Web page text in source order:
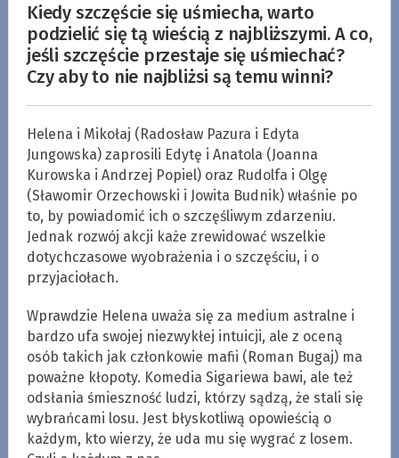
Kiedy szczęście się uśmiecha, warto
podzielić się tą wieścią z najbliższymi. A co,
jeśli szczęście przestaje się uśmiechać?
Czy aby to nie najbliżsi są temu winni?
Helena i Mikołaj (Radosław Pazura i Edyta
Jungowska) zaprosili Edytę i Anatola (Joanna
Kurowska i Andrzej Popiel) oraz Rudolfa i Olgę
(Sławomir Orzechowski i Jowita Budnik) właśnie po
to, by powiadomić ich o szczęśliwym zdarzeniu.
Jednak rozwój akcji każe zrewidować wszelkie
dotychczasowe wyobrażenia i o szczęściu, i o
przyjaciołach.
Wprawdzie Helena uważa się za medium astralne i
bardzo ufa swojej niezwykłej intuicji, ale z oceną
osób takich jak członkowie mafii (Roman Bugaj) ma
poważne kłopoty. Komedia Sigariewa bawi, ale też
odsłania śmieszność ludzi, którzy sądzą, że stali się
wybrańcami losu. Jest błyskotliwą opowieścią o
każdym, kto wierzy, że uda mu się wygrać z losem.